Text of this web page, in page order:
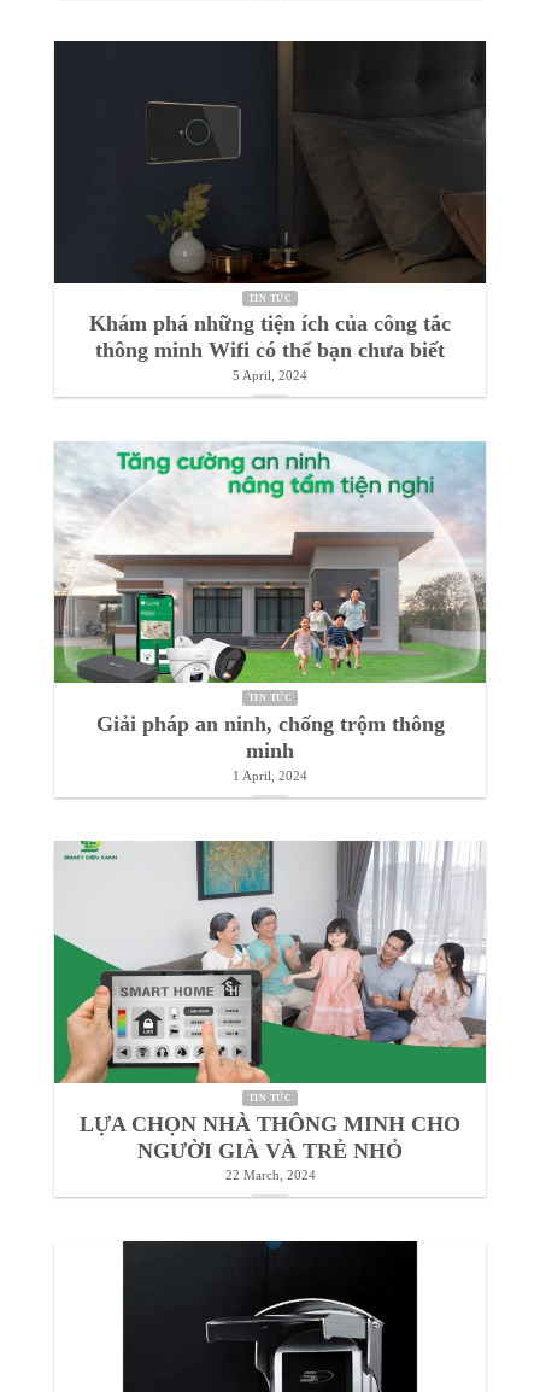
Tối ưu tiết kiệm điện với Nhà thông minh
17 April, 2024
TIN TỨC
Khám phá những tiện ích của công tắc
thông minh Wifi có thể bạn chưa biết
5 April, 2024
TIN TỨC
Giải pháp an ninh, chống trộm thông
minh
1 April, 2024
TIN TỨC